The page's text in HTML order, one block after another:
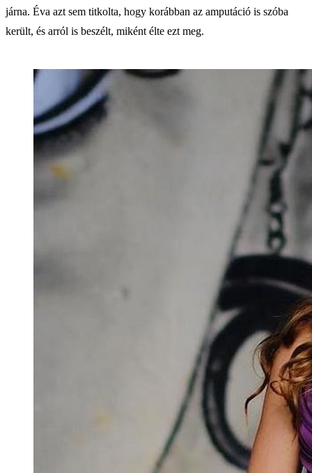
járna. Éva azt sem titkolta, hogy korábban az amputáció is szóba
került, és arról is beszélt, miként élte ezt meg.